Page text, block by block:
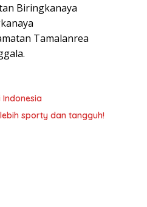
Biringkanaya
Tamalanrea
sporty dan tangguh!